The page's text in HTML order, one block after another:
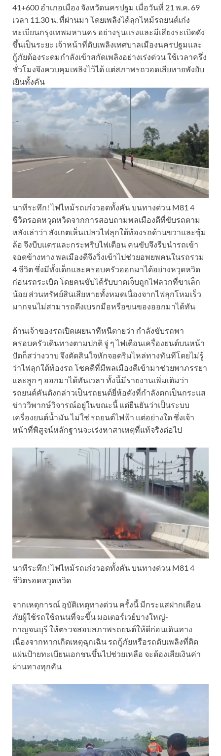
41+600 อำเภอเมือง จังหวัดนครปฐม เมื่อวันที่ 21 พ.ค. 69
เวลา 11.30 น. ที่ผ่านมา โดยเพลิงได้ลุกไหม้รถยนต์เก๋ง
ทะเบียนกรุงเทพมหานคร อย่างรุนแรงและมีเสียงระเบิดดัง
ขึ้นเป็นระยะ เจ้าหน้าที่ดับเพลิงเทศบาลเมืองนครปฐมและ
กู้ภัยต้องระดมกำลังเข้าสกัดเพลิงอย่างเร่งด่วน ใช้เวลาครึ่ง
ชั่วโมงจึงควบคุมเพลิงไว้ได้ แต่สภาพรถวอดเสียหายพังยับ
เยินทั้งคัน
นาทีระทึก! ไฟไหม้รถเก๋งวอดทั้งคัน บนทางด่วน M81 4
ชีวิตรอดหวุดหวิดจากการสอบถามพลเมืองดีที่ขับรถตาม
หลังเล่าว่า สังเกตเห็นเปลวไฟลุกใต้ท้องรถด้านขวาและซุ้ม
ล้อ จึงบีบแตรและกระพริบไฟเตือน คนขับจึงรีบนำรถเข้า
จอดข้างทาง พลเมืองดีจึงวิ่งเข้าไปช่วยอพยพคนในรถรวม
4 ชีวิต ซึ่งมีทั้งเด็กและครอบครัวออกมาได้อย่างหวุดหวิด
ก่อนรถระเบิด โดยคนขับได้รับบาดเจ็บถูกไฟลวกที่ขาเล็ก
น้อย ส่วนทรัพย์สินเสียหายทั้งหมดเนื่องจากไฟลุกโหมเร็ว
มากจนไม่สามารถดึงเบรกมือหรือขนของออกมาได้ทัน
ด้านเจ้าของรถเปิดเผยนาทีหนีตายว่า กำลังขับรถพา
ครอบครัวเดินทางตามปกติ จู่ ๆ ไฟเตือนเครื่องยนต์บนหน้า
ปัดก็สว่างวาบ จึงตัดสินใจหักจอดริมไหล่ทางทันทีโดยไม่รู้
ว่าไฟลุกใต้ท้องรถ โชคดีที่มีพลเมืองดีเข้ามาช่วยพาภรรยา
และลูก ๆ ออกมาได้ทันเวลา ทั้งนี้มีรายงานเพิ่มเติมว่า
รถยนต์คันดังกล่าวเป็นรถยนต์ยี่ห้อดังที่กำลังตกเป็นกระแส
ข่าววิพากษ์วิจารณ์อยู่ในขณะนี้ แต่ยืนยันว่าเป็นระบบ
เครื่องยนต์น้ำมัน ไม่ใช่ รถยนต์ไฟฟ้า แต่อย่างใด ซึ่งเจ้า
หน้าที่พิสูจน์หลักฐานจะเร่งหาสาเหตุที่แท้จริงต่อไป
นาทีระทึก! ไฟไหม้รถเก๋งวอดทั้งคัน บนทางด่วน M81 4
ชีวิตรอดหวุดหวิด
จากเหตุการณ์ อุบัติเหตุทางด่วน ครั้งนี้ มีกระแสฝากเตือน
ภัยผู้ใช้รถใช้ถนนที่จะขึ้น มอเตอร์เวย์บางใหญ่-
กาญจนบุรี ให้ตรวจสอบสภาพรถยนต์ให้ดีก่อนเดินทาง
เนื่องจากหากเกิดเหตุฉุกเฉิน รถกู้ภัยหรือรถดับเพลิงที่ติด
แผ่นป้ายทะเบียนเอกชนขึ้นไปช่วยเหลือ จะต้องเสียเงินค่า
ผ่านทางทุกคัน